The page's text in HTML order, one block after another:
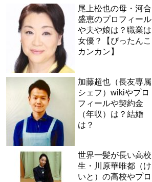
尾上松也の母・河合
盛恵のプロフィール
や夫や娘は？職業は
女優？【ぴったんこ
カンカン】
加藤超也（長友専属
シェフ）wikiやプロ
フィールや契約金
（年収）は？結婚
は？
世界一髪が長い高校
生・川原華唯都（け
いと）の高校やプロ